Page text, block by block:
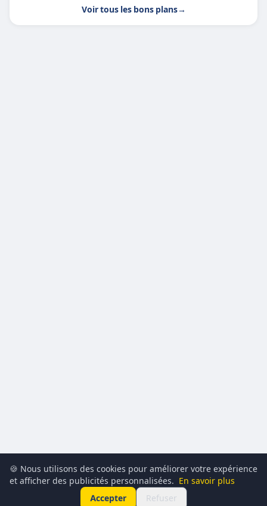
Voir tous les bons plans→
🍪 Nous utilisons des cookies pour améliorer votre expérience
et afficher des publicités personnalisées. En savoir plus
Accepter
Refuser